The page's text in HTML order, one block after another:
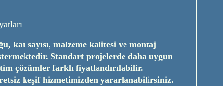
kat sayısı, malzeme kalitesi ve montaj
Standart projelerde daha uygun
çözümler farklı fiyatlandırılabilir.
keşif hizmetimizden yararlanabilirsiniz.